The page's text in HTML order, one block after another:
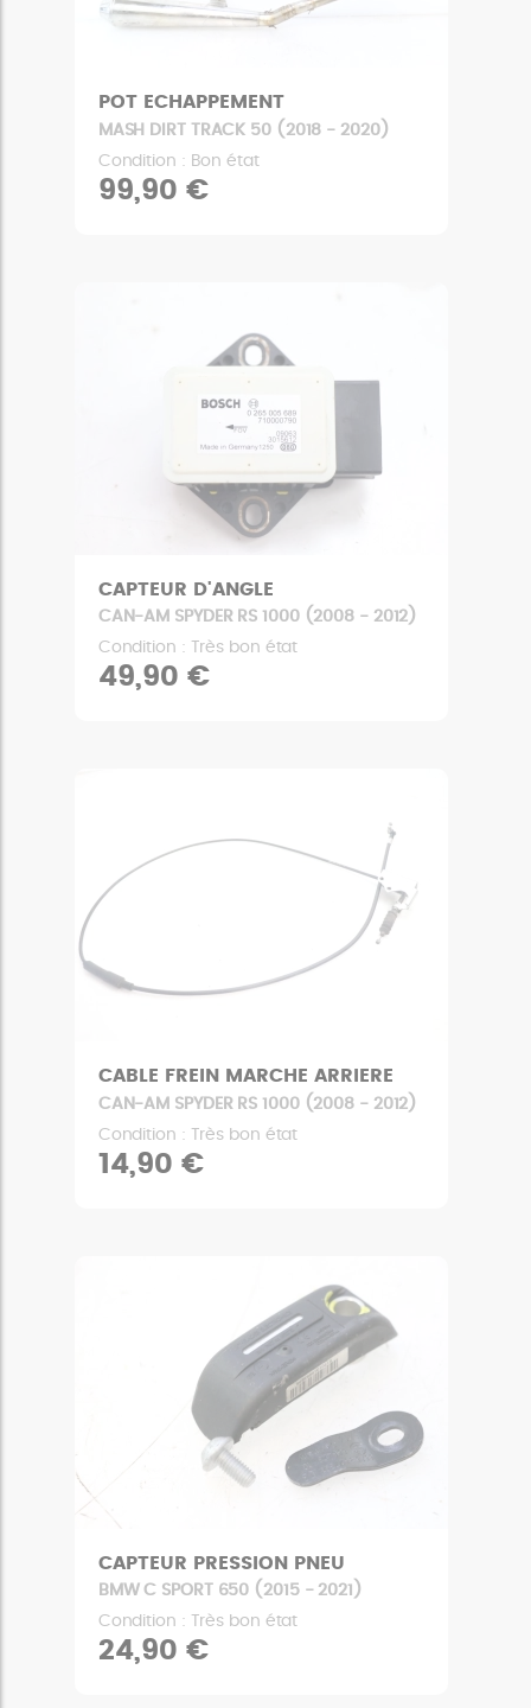
POT ECHAPPEMENT
MASH DIRT TRACK 50 (2018 - 2020)
Condition : Bon état
99,90 €
CAPTEUR D'ANGLE
CAN-AM SPYDER RS 1000 (2008 - 2012)
Condition : Très bon état
49,90 €
CABLE FREIN MARCHE ARRIERE
CAN-AM SPYDER RS 1000 (2008 - 2012)
Condition : Très bon état
14,90 €
CAPTEUR PRESSION PNEU
BMW C SPORT 650 (2015 - 2021)
Condition : Très bon état
24,90 €